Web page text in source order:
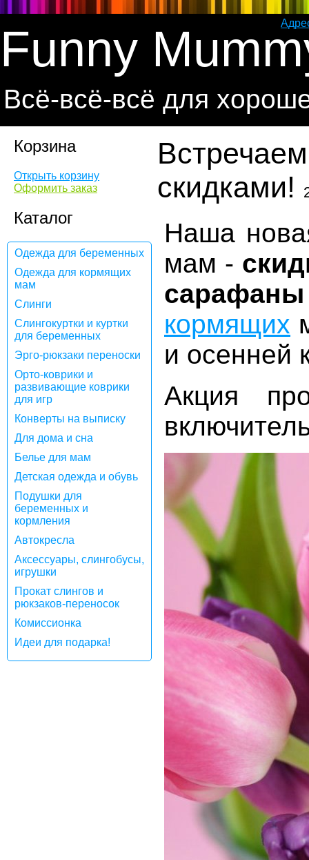
Funny
Всё-всё-всё для
Корзина
Открыть корзину
Оформить заказ
Каталог
Одежда для беременных
Одежда для кормящих
мам
Слинги
Слингокуртки и куртки
для беременных
Эрго-рюкзаки переноски
Орто-коврики и
развивающие коврики
для игр
Конверты на выписку
Для дома и сна
Белье для мам
Детская одежда и обувь
Подушки для
беременных и
кормления
Автокресла
Аксессуары, слингобусы,
игрушки
Прокат слингов и
рюкзаков-переносок
Комиссионка
Идеи для подарка!
скидками!
Наша
мам -
сарафаны
кормящих
и осенней
Акция